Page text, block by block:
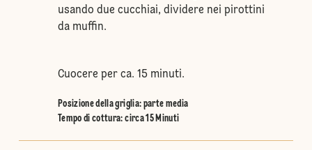
usando due cucchiai, dividere nei pirottini
da muffin.
Cuocere per ca. 15 minuti.
Posizione della griglia: parte media
Tempo di cottura: circa 15 Minuti